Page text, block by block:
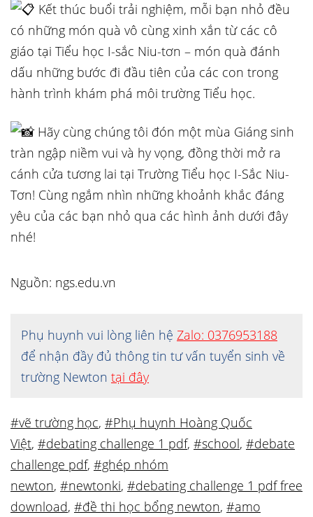
Kết thúc buổi trải nghiệm, mỗi bạn nhỏ đều
có những món quà vô cùng xinh xắn từ các cô
giáo tại Tiểu học I-sắc Niu-tơn – món quà đánh
dấu những bước đi đầu tiên của các con trong
hành trình khám phá môi trường Tiểu học.
Hãy cùng chúng tôi đón một mùa Giáng sinh
tràn ngập niềm vui và hy vọng, đồng thời mở ra
cánh cửa tương lai tại Trường Tiểu học I-Sắc Niu-
Tơn! Cùng ngắm nhìn những khoảnh khắc đáng
yêu của các bạn nhỏ qua các hình ảnh dưới đây
nhé!
Nguồn: ngs.edu.vn
Phụ huynh vui lòng liên hệ Zalo: 0376953188
để nhận đầy đủ thông tin tư vấn tuyển sinh về
trường Newton tại đây
#vẽ trường học, #Phụ huynh Hoàng Quốc
Việt, #debating challenge 1 pdf, #school, #debate
challenge pdf, #ghép nhóm
newton, #newtonki, #debating challenge 1 pdf free
download, #đề thi học bổng newton, #amo